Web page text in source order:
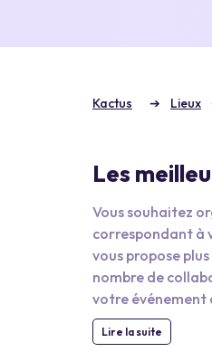
Kactus Lieux
Les
Vous souhaitez
correspondant à
vous propose
nombre de
votre événement
chronophage, et
jour ou encore
Lire la suite